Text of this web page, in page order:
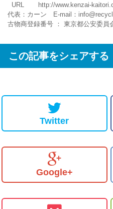
URL http://www.kenzai-
代表：カーン E-mail：
古物商登録番号 ： 東京都公安委員
この記事をシェアする
Twitter
Google+